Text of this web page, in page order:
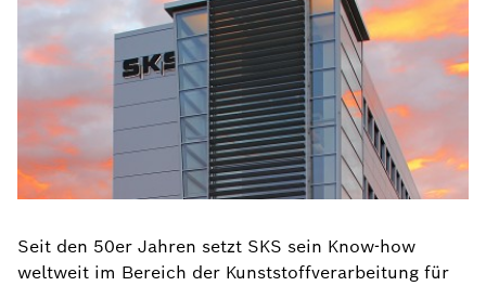
Seit den 50er Jahren setzt SKS sein Know-how
weltweit im Bereich der Kunststoffverarbeitung für